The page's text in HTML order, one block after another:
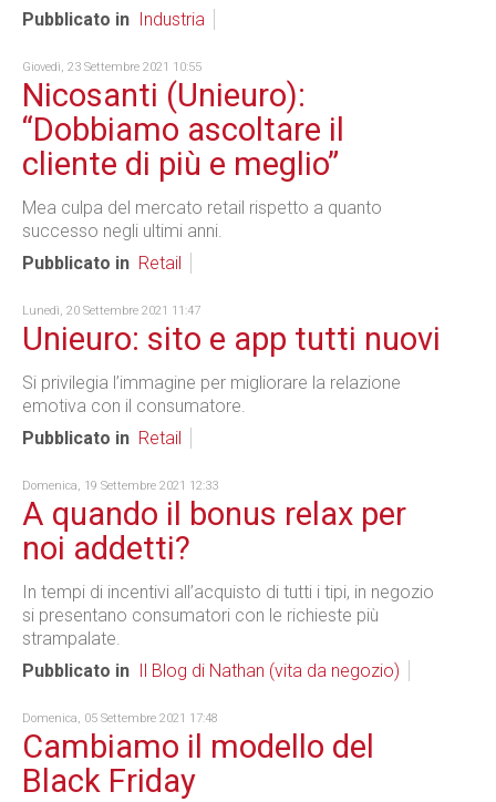
Pubblicato in
Industria
Giovedì, 23 Settembre 2021 10:55
Nicosanti (Unieuro):
“Dobbiamo ascoltare il
cliente di più e meglio”
Mea culpa del mercato retail rispetto a quanto
successo negli ultimi anni.
Pubblicato in Retail
Lunedì, 20 Settembre 2021 11:47
Unieuro: sito e app tutti nuovi
Si privilegia l’immagine per migliorare la relazione
emotiva con il consumatore.
Pubblicato in Retail
Domenica, 19 Settembre 2021 12:33
A quando il bonus relax per
noi addetti?
In tempi di incentivi all’acquisto di tutti i tipi, in negozio
si presentano consumatori con le richieste più
strampalate.
Pubblicato in
Il Blog di Nathan (vita da negozio)
Domenica, 05 Settembre 2021 17:48
Cambiamo il modello del
Black Friday